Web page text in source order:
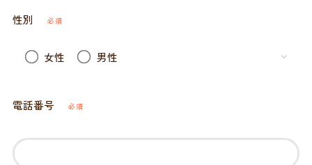
性別 必須
女性 男性
電話番号 必須